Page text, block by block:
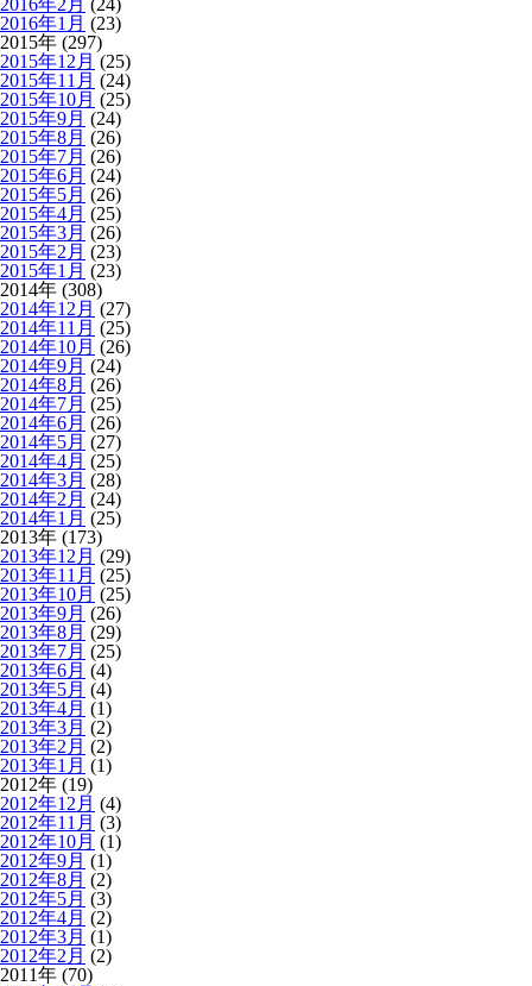
2016年2月 (24)
2016年1月 (23)
2015年 (297)
2015年12月 (25)
2015年11月 (24)
2015年10月 (25)
2015年9月 (24)
2015年8月 (26)
2015年7月 (26)
2015年6月 (24)
2015年5月 (26)
2015年4月 (25)
2015年3月 (26)
2015年2月 (23)
2015年1月 (23)
2014年 (308)
2014年12月 (27)
2014年11月 (25)
2014年10月 (26)
2014年9月 (24)
2014年8月 (26)
2014年7月 (25)
2014年6月 (26)
2014年5月 (27)
2014年4月 (25)
2014年3月 (28)
2014年2月 (24)
2014年1月 (25)
2013年 (173)
2013年12月 (29)
2013年11月 (25)
2013年10月 (25)
2013年9月 (26)
2013年8月 (29)
2013年7月 (25)
2013年6月 (4)
2013年5月 (4)
2013年4月 (1)
2013年3月 (2)
2013年2月 (2)
2013年1月 (1)
2012年 (19)
2012年12月 (4)
2012年11月 (3)
2012年10月 (1)
2012年9月 (1)
2012年8月 (2)
2012年5月 (3)
2012年4月 (2)
2012年3月 (1)
2012年2月 (2)
2011年 (70)